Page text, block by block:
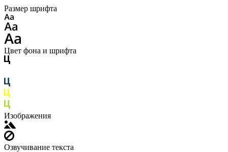
Размер шрифта
Цвет фона и шрифта
Изображения
Озвучивание текста